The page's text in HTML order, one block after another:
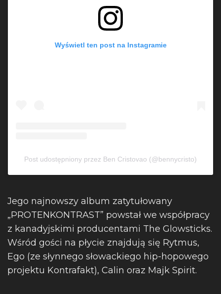
Wyświetl ten post na Instagramie
Post udostępniony przez Ben Cristovao (@bennycristo)
Jego najnowszy album zatytułowany
„PROTENKONTRAST” powstał we współpracy
z kanadyjskimi producentami The Glowsticks.
Wśród gości na płycie znajdują się Rytmus,
Ego (ze słynnego słowackiego hip-hopowego
projektu Kontrafakt), Calin oraz Majk Spirit.